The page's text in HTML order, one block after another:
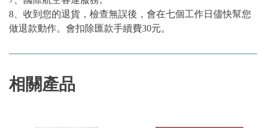
8、收到您的退貨，檢查無誤後，會在七個工作日儘快幫您
做退款動作。會扣除匯款手續費30元。
相關產品